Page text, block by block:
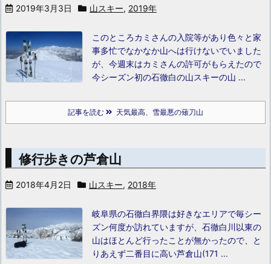
2019年3月3日 山スキー, 2019年
このところカミさんの入院等があり色々と家
事多忙でなかなか山へは行けないでいました
が、今週末はカミさんの許可がもらえたので
今シーズン初の石徹白の山スキーの山 ...
記事を読む 天気最高、雪最悪の薙刀山
修行歩きの芦倉山
2018年4月2日 山スキー, 2018年
岐阜県の石徹白界隈は好きなエリアで毎シー
ズン何度か訪れていますが、石徹白川以東の
山はほとんど行ったことが無かったので、と
りあえず二番目に高い芦倉山(171 ...